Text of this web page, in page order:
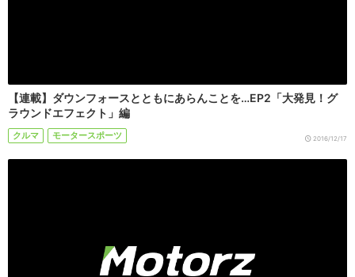
【連載】ダウンフォースとともにあらんことを…EP2「大発見！グ
ラウンドエフェクト」編
クルマ モータースポーツ 2016/12/17